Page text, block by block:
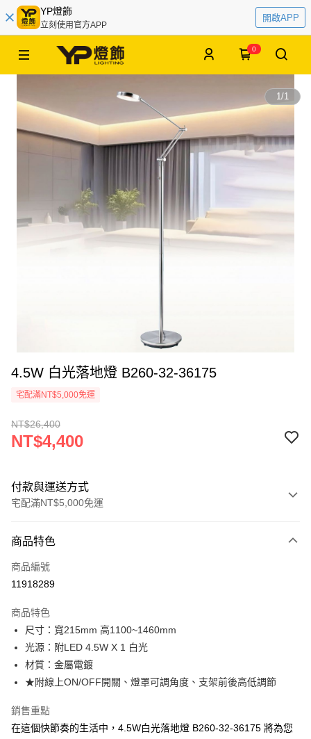
YP燈飾
立刻使用官方APP
開啟APP
0
1/1
4.5W 白光落地燈 B260-32-36175
宅配滿NT$5,000免運
NT$26,400
NT$4,400
付款與運送方式
宅配滿NT$5,000免運
信用卡一次付款
LINE Pay
街口支付
悠遊付
Google Pay
全盈+PAY
AFTEE先享後付
商品特色
商品編號
11918289
商品特色
尺寸：寬215mm 高1100~1460mm
光源：附LED 4.5W X 1 白光
材質：金屬電鍍
★附線上ON/OFF開關、燈罩可調角度、支架前後高低調節
銷售重點
在這個快節奏的生活中，4.5W白光落地燈 B260-32-36175 將為您